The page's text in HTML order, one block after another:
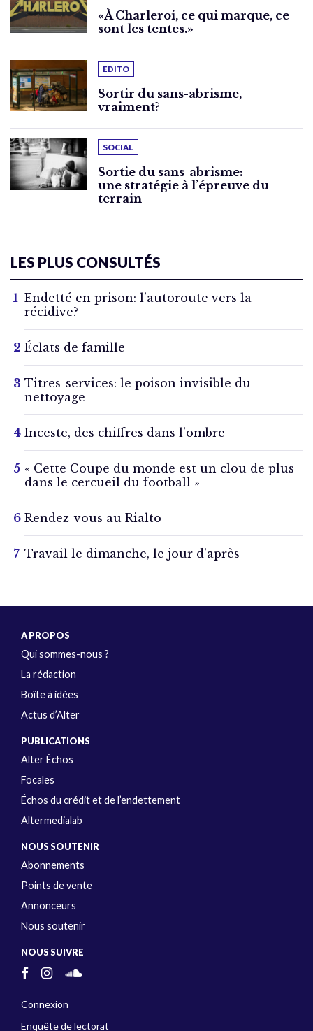
«À Charleroi, ce qui marque, ce
sont les tentes.»
EDITO
Sortir du sans-abrisme,
vraiment?
SOCIAL
Sortie du sans-abrisme:
une stratégie à l’épreuve du
terrain
LES PLUS CONSULTÉS
Endetté en prison: l’autoroute vers la
récidive?
Éclats de famille
Titres-services: le poison invisible du
nettoyage
Inceste, des chiffres dans l’ombre
« Cette Coupe du monde est un clou de plus
dans le cercueil du football »
Rendez-vous au Rialto
Travail le dimanche, le jour d’après
A PROPOS
Qui sommes-nous ?
La rédaction
Boîte à idées
Actus d’Alter
PUBLICATIONS
Alter Échos
Focales
Échos du crédit et de l’endettement
Altermedialab
NOUS SOUTENIR
Abonnements
Points de vente
Annonceurs
Nous soutenir
NOUS SUIVRE
Connexion
Enquête de lectorat